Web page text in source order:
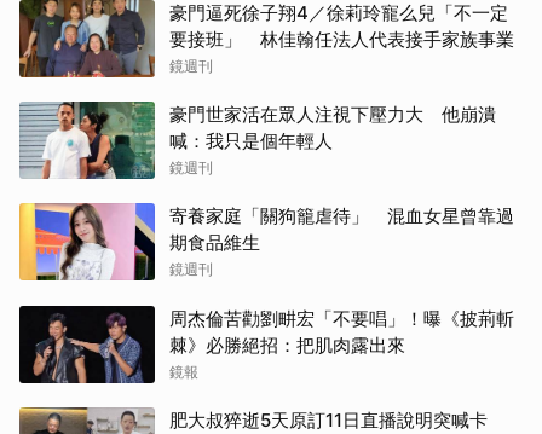
豪門逼死徐子翔4／徐莉玲寵么兒「不一定
要接班」 林佳翰任法人代表接手家族事業
鏡週刊
豪門世家活在眾人注視下壓力大 他崩潰
喊：我只是個年輕人
鏡週刊
寄養家庭「關狗籠虐待」 混血女星曾靠過
期食品維生
鏡週刊
周杰倫苦勸劉畊宏「不要唱」！曝《披荊斬
棘》必勝絕招：把肌肉露出來
鏡報
肥大叔猝逝5天原訂11日直播說明突喊卡